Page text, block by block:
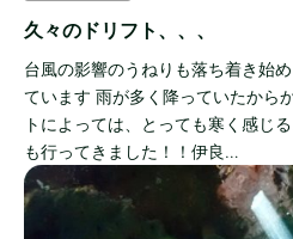
久々のドリフト、、、
台風の影響のうねりも落ち着き始
ています 雨が多く降っていたから
トによっては、とっても寒く感じ
も行ってきました！！伊良…